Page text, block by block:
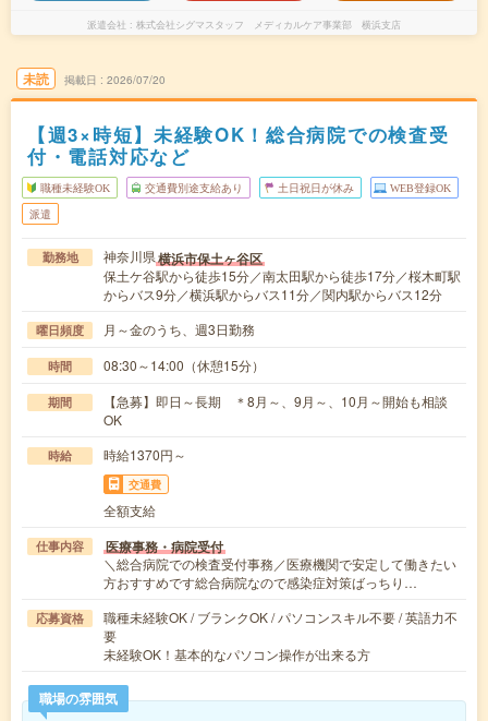
派遣会社 株式会社シグマスタッフ メディカルケア事業部 横浜支店
未読 掲載日 2026/07/20
【週3×時短】未経験OK！総合病院での検査受
付・電話対応など
職種未経験OK 交通費別途支給あり 土日祝日が休み WEB登録OK
派遣
勤務地 神奈川県横浜市保土ヶ谷区
保土ケ谷駅から徒歩15分／南太田駅から徒歩17分／桜木町駅
からバス9分／横浜駅からバス11分／関内駅からバス12分
曜日頻度 月～金のうち、週3日勤務
時間 08:30～14:00（休憩15分）
期間
【急募】即日～長期 ＊8月～、9月～、10月～開始も相談
OK
時給 時給1370円～
交通費
全額支給
仕事内容 医療事務・病院受付
＼総合病院での検査受付事務／医療機関で安定して働きたい
方おすすめです総合病院なので感染症対策ばっちり…
応募資格
職種未経験OK / ブランクOK / パソコンスキル不要 / 英語力不
要
未経験OK！基本的なパソコン操作が出来る方
職場の雰囲気